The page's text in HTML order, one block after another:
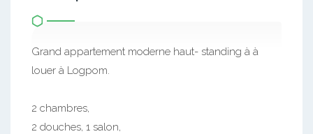
Grand appartement moderne haut- standing à à
louer à Logpom.
2 chambres,
2 douches, 1 salon,